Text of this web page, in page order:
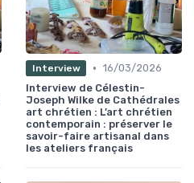
Interview • 16/03/2026
Interview de Célestin-
Joseph Wilke de Cathédrales
art chrétien : L’art chrétien
contemporain : préserver le
savoir-faire artisanal dans
les ateliers français